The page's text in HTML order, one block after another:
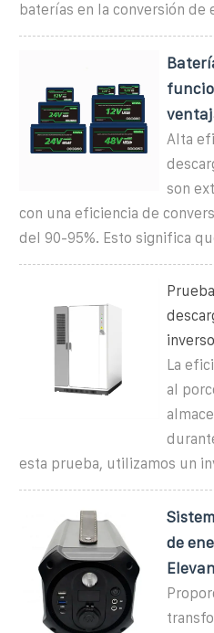
baterías en la conversión de
Alta
son
con una eficiencia de
del 90-95%. Esto significa
La
al
esta prueba, utilizamos un
de